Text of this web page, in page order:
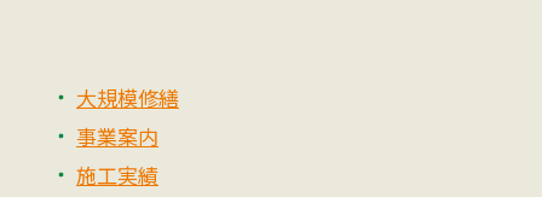
大規模修繕
事業案内
施工実績